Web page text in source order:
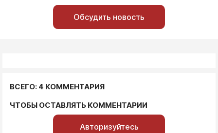
Обсудить новость
ВСЕГО: 4 КОММЕНТАРИЯ
ЧТОБЫ ОСТАВЛЯТЬ КОММЕНТАРИИ
Авторизуйтесь